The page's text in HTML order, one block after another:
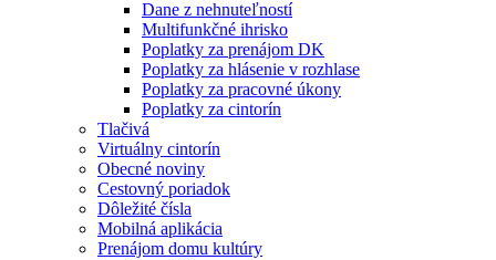
Dane z nehnuteľností
Multifunkčné ihrisko
Poplatky za prenájom DK
Poplatky za hlásenie v rozhlase
Poplatky za pracovné úkony
Poplatky za cintorín
Tlačivá
Virtuálny cintorín
Obecné noviny
Cestovný poriadok
Dôležité čísla
Mobilná aplikácia
Prenájom domu kultúry